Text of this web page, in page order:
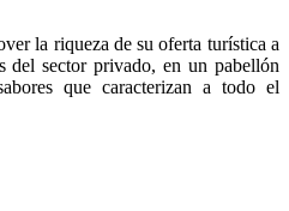
la riqueza de su oferta turística a
del sector privado, en un pabellón
que caracterizan a todo el